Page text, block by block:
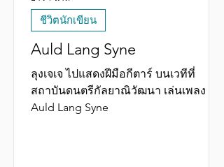
Auld Lang Syne
ลุงเจเจ ไปแสดงฝีมือกีตาร์ บนเวทีที่
สถาบันดนตรีกัลยาณิวัฒนา เล่นเพลง
Auld Lang Syne
ชีวิตนักเขียน